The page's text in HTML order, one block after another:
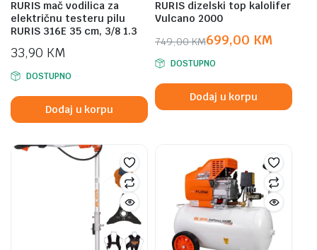
RURIS mač vodilica za
električnu testeru pilu
RURIS 316E 35 cm, 3/8 1.3
33,90 KM
DOSTUPNO
Dodaj u korpu
RURIS dizelski top kalolifer
Vulcano 2000
749,00KM
Original
price
was:
749,00 KM.
699,00 KM
Current
price
is:
699,00 KM.
DOSTUPNO
Dodaj u korpu